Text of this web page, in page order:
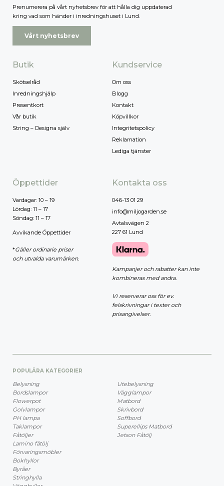
Prenumerera på vårt nyhetsbrev för att hålla dig uppdaterad
kring vad som händer i inredningshuset i Lund.
Vårt nyhetsbrev
Butik
Skötselråd
Inredningshjälp
Presentkort
Vår butik
String – Designa själv
Kundservice
Om oss
Blogg
Kontakt
Köpvillkor
Integritetspolicy
Reklamation
Lediga tjänster
Öppettider
Vardagar: 10 – 19
Lördag: 11 – 17
Söndag: 11 – 17
Avvikande Öppettider
*Gäller ordinarie priser
och utvalda varumärken.
Kontakta oss
046-13 01 29
info@miljogarden.se
Avtalsvägen 2
227 61 Lund
Kampanjer och rabatter kan inte
kombineras med andra.
Vi reserverar oss för ev.
felskrivningar i texter och
prisangivelser.
POPULÄRA KATEGORIER
Belysning
Bordslampor
Flowerpot
Golvlampor
PH lampa
Taklampor
Fåtöljer
Lamino fåtölj
Förvaringsmöbler
Bokhyllor
Byråer
Stringhylla
Utebelysning
Vägglampor
Matbord
Skrivbord
Soffbord
Superellips Matbord
Jetson Fåtölj